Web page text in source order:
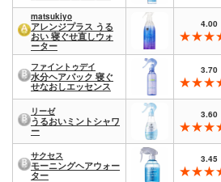
matsukiyo
アレンジプラス うる
おい 寝ぐせ直しウォ
ーター
4.00
ファイントゥデイ
水分ヘアパック 寝ぐ
せなおしエッセンス
3.70
リーゼ
うるおいミントシャワ
ー
3.60
サクセス
モーニングヘアウォー
ター
3.45